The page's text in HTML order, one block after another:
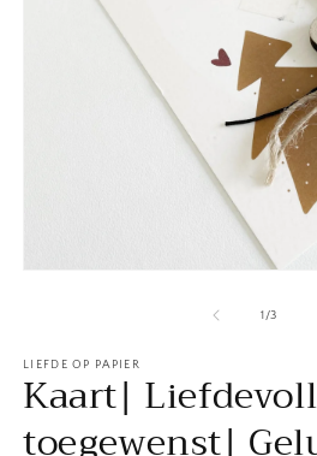
1 /van
3
LIEFDE OP PAPIER
Kaart|
toegewenst|